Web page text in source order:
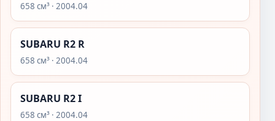
658 см³ · 2004.04
SUBARU R2 R
658 см³ · 2004.04
SUBARU R2 I
658 см³ · 2004.04